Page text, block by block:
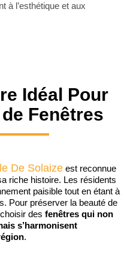
à l’esthétique et aux
Idéal Pour
Fenêtres
De Solaize est reconnue
riche histoire. Les résidents
paisible tout en étant à
Pour préserver la beauté de
des fenêtres qui non
s’harmonisent
.